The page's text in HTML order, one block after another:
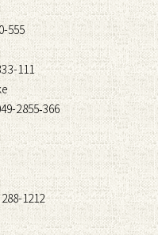
555
111
2855-366
1212